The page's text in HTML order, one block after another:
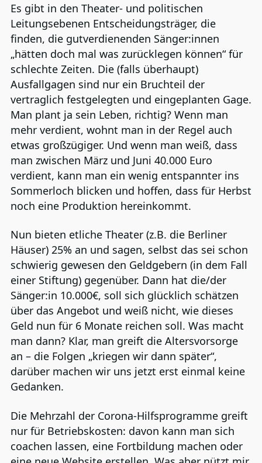
Es gibt in den Theater- und politischen
Leitungsebenen Entscheidungsträger, die
finden, die gutverdienenden Sänger:innen
„hätten doch mal was zurücklegen können“ für
schlechte Zeiten. Die (falls überhaupt)
Ausfallgagen sind nur ein Bruchteil der
vertraglich festgelegten und eingeplanten Gage.
Man plant ja sein Leben, richtig? Wenn man
mehr verdient, wohnt man in der Regel auch
etwas großzügiger. Und wenn man weiß, dass
man zwischen März und Juni 40.000 Euro
verdient, kann man ein wenig entspannter ins
Sommerloch blicken und hoffen, dass für Herbst
noch eine Produktion hereinkommt.
Nun bieten etliche Theater (z.B. die Berliner
Häuser) 25% an und sagen, selbst das sei schon
schwierig gewesen den Geldgebern (in dem Fall
einer Stiftung) gegenüber. Dann hat die/der
Sänger:in 10.000€, soll sich glücklich schätzen
über das Angebot und weiß nicht, wie dieses
Geld nun für 6 Monate reichen soll. Was macht
man dann? Klar, man greift die Altersvorsorge
an – die Folgen „kriegen wir dann später“,
darüber machen wir uns jetzt erst einmal keine
Gedanken.
Die Mehrzahl der Corona-Hilfsprogramme greift
nur für Betriebskosten: davon kann man sich
coachen lassen, eine Fortbildung machen oder